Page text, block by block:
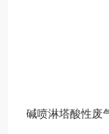
碱喷淋塔酸性废